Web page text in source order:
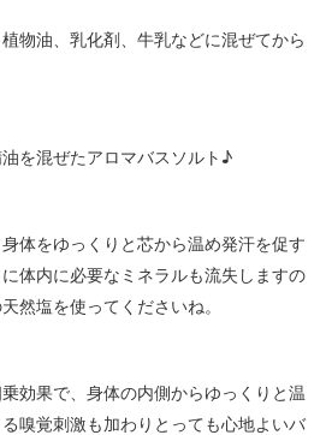
物油、乳化剤、牛乳などに混ぜてから
を混ぜたアロマバスソルト♪
体をゆっくりと芯から温め発汗を促す
体内に必要なミネラルも流失しますの
然塩を使ってくださいね。
効果で、身体の内側からゆっくりと温
嗅覚刺激も加わりとっても心地よいバ